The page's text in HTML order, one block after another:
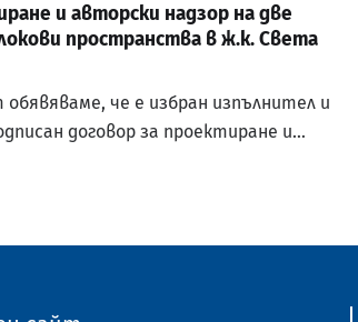
и авторски надзор на две
пространства в ж.к. Света
обявяваме, че е избран изпълнител и
договор за проектиране и…